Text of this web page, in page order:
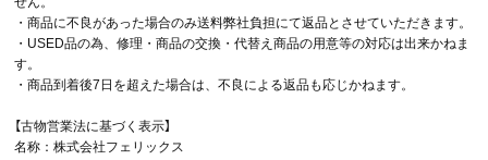
・商品に不良があった場合のみ送料弊社負担にて返品とさせていただきます。
・USED品の為、修理・商品の交換・代替え商品の用意等の対応は出来かねま
す。
・商品到着後7日を超えた場合は、不良による返品も応じかねます。
【古物営業法に基づく表示】
名称：株式会社フェリックス